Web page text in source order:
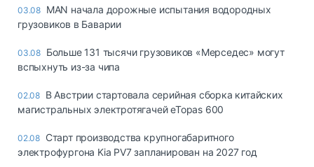
03.08 MAN начала дорожные испытания водородных
грузовиков в Баварии
03.08 Больше 131 тысячи грузовиков «Мерседес» могут
вспыхнуть из-за чипа
02.08 В Австрии стартовала серийная сборка китайских
магистральных электротягачей eTopas 600
02.08 Старт производства крупногабаритного
электрофургона Kia PV7 запланирован на 2027 год